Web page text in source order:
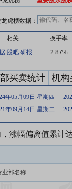
虎榜数据：
相关 换手率
股吧 研报 2.87%
买卖统计 机构
年05月09日 星期四
年09月14日 星期二
涨幅偏离值累计
业部名称